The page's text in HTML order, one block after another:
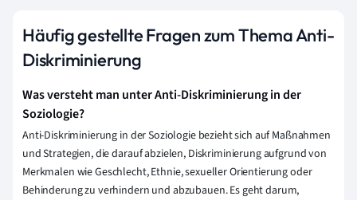
Häufig gestellte Fragen zum Thema Anti-
Diskriminierung
Was versteht man unter Anti-Diskriminierung in der
Soziologie?
Anti-Diskriminierung in der Soziologie bezieht sich auf Maßnahmen
und Strategien, die darauf abzielen, Diskriminierung aufgrund von
Merkmalen wie Geschlecht, Ethnie, sexueller Orientierung oder
Behinderung zu verhindern und abzubauen. Es geht darum,